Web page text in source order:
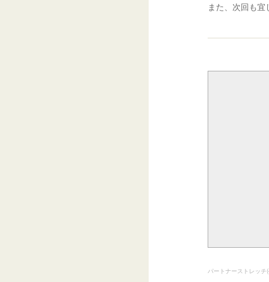
また、次回も宜
パートナーストレッチ(